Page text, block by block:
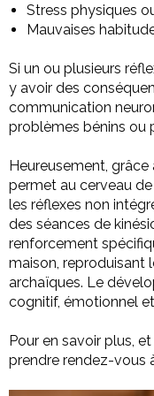
Stress physiques
Mauvaises
Si un ou plusieurs
y avoir des
communication
problèmes bénins ou
Heureusement,
permet au cerveau
les réflexes non
des séances de
renforcement
maison, reproduisant
archaïques. Le
cognitif, émotionnel
Pour en savoir plus,
prendre rendez-vous